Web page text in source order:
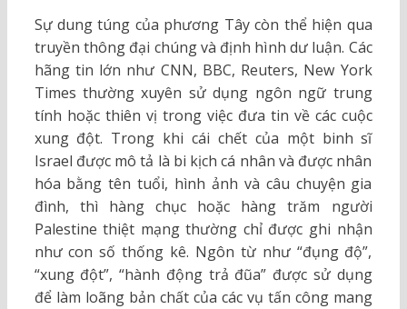
Sự dung túng của phương Tây còn thể hiện qua
truyền thông đại chúng và định hình dư luận. Các
hãng tin lớn như CNN, BBC, Reuters, New York
Times thường xuyên sử dụng ngôn ngữ trung
tính hoặc thiên vị trong việc đưa tin về các cuộc
xung đột. Trong khi cái chết của một binh sĩ
Israel được mô tả là bi kịch cá nhân và được nhân
hóa bằng tên tuổi, hình ảnh và câu chuyện gia
đình, thì hàng chục hoặc hàng trăm người
Palestine thiệt mạng thường chỉ được ghi nhận
như con số thống kê. Ngôn từ như “đụng độ”,
“xung đột”, “hành động trả đũa” được sử dụng
để làm loãng bản chất của các vụ tấn công mang